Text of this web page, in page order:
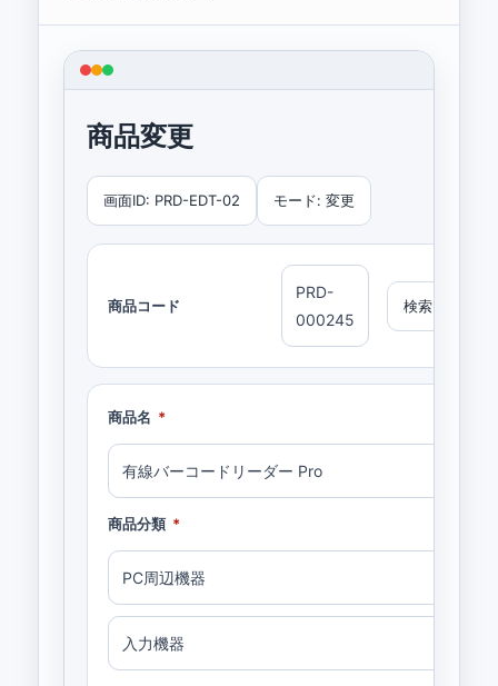
商品変更
画面ID: PRD-EDT-02 モード: 変更
商品コード
PRD-
000245
検索
商品名 *
有線バーコードリーダー Pro
商品分類 *
PC周辺機器
入力機器